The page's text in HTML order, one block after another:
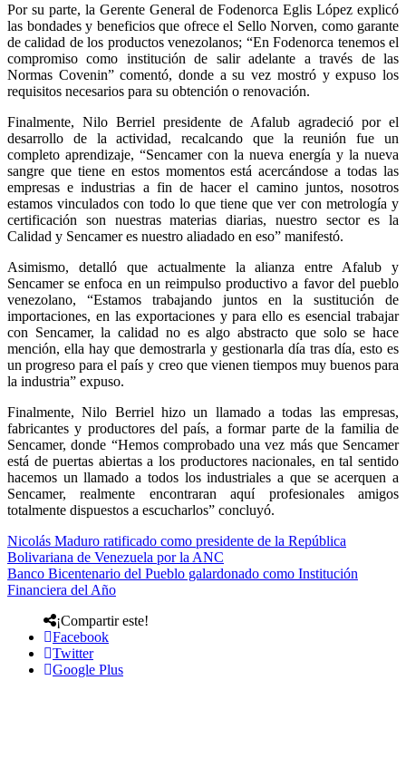
Por su parte, la Gerente General de Fodenorca Eglis López explicó
las bondades y beneficios que ofrece el Sello Norven, como garante
de calidad de los productos venezolanos; “En Fodenorca tenemos el
compromiso como institución de salir adelante a través de las
Normas Covenin” comentó, donde a su vez mostró y expuso los
requisitos necesarios para su obtención o renovación.
Finalmente, Nilo Berriel presidente de Afalub agradeció por el
desarrollo de la actividad, recalcando que la reunión fue un
completo aprendizaje, “Sencamer con la nueva energía y la nueva
sangre que tiene en estos momentos está acercándose a todas las
empresas e industrias a fin de hacer el camino juntos, nosotros
estamos vinculados con todo lo que tiene que ver con metrología y
certificación son nuestras materias diarias, nuestro sector es la
Calidad y Sencamer es nuestro aliadado en eso” manifestó.
Asimismo, detalló que actualmente la alianza entre Afalub y
Sencamer se enfoca en un reimpulso productivo a favor del pueblo
venezolano, “Estamos trabajando juntos en la sustitución de
importaciones, en las exportaciones y para ello es esencial trabajar
con Sencamer, la calidad no es algo abstracto que solo se hace
mención, ella hay que demostrarla y gestionarla día tras día, esto es
un progreso para el país y creo que vienen tiempos muy buenos para
la industria” expuso.
Finalmente, Nilo Berriel hizo un llamado a todas las empresas,
fabricantes y productores del país, a formar parte de la familia de
Sencamer, donde “Hemos comprobado una vez más que Sencamer
está de puertas abiertas a los productores nacionales, en tal sentido
hacemos un llamado a todos los industriales a que se acerquen a
Sencamer, realmente encontraran aquí profesionales amigos
totalmente dispuestos a escucharlos” concluyó.
Nicolás Maduro ratificado como presidente de la República
Bolivariana de Venezuela por la ANC
Banco Bicentenario del Pueblo galardonado como Institución
Financiera del Año
¡Compartir este!
Facebook
Twitter
Google Plus